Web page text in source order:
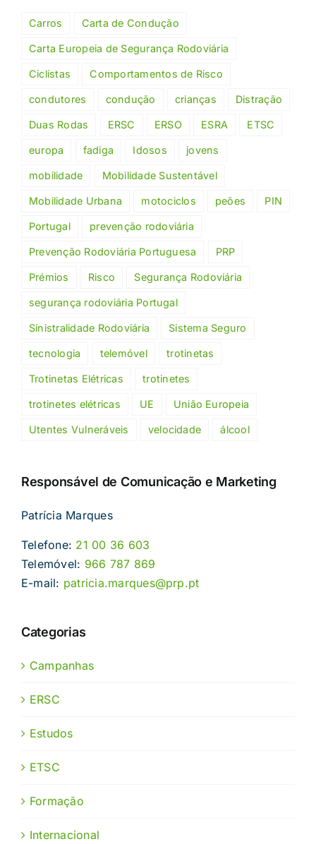
Carros Carta de Condução
Carta Europeia de Segurança Rodoviária
Ciclistas Comportamentos de Risco
condutores condução crianças Distração
Duas Rodas ERSC ERSO ESRA ETSC
europa fadiga Idosos jovens
mobilidade Mobilidade Sustentável
Mobilidade Urbana motociclos peões PIN
Portugal prevenção rodoviária
Prevenção Rodoviária Portuguesa PRP
Prémios Risco Segurança Rodoviária
segurança rodoviária Portugal
Sinistralidade Rodoviária Sistema Seguro
tecnologia telemóvel trotinetas
Trotinetas Elétricas trotinetes
trotinetes elétricas UE União Europeia
Utentes Vulneráveis velocidade álcool
Responsável de Comunicação e Marketing
Patrícia Marques
Telefone: 21 00 36 603
Telemóvel: 966 787 869
E-mail: patricia.marques@prp.pt
Categorias
Campanhas
ERSC
Estudos
ETSC
Formação
Internacional